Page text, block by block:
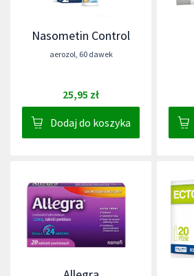
Nasometin Control
aerozol, 60 dawek
25,95 zł
Dodaj do koszyka